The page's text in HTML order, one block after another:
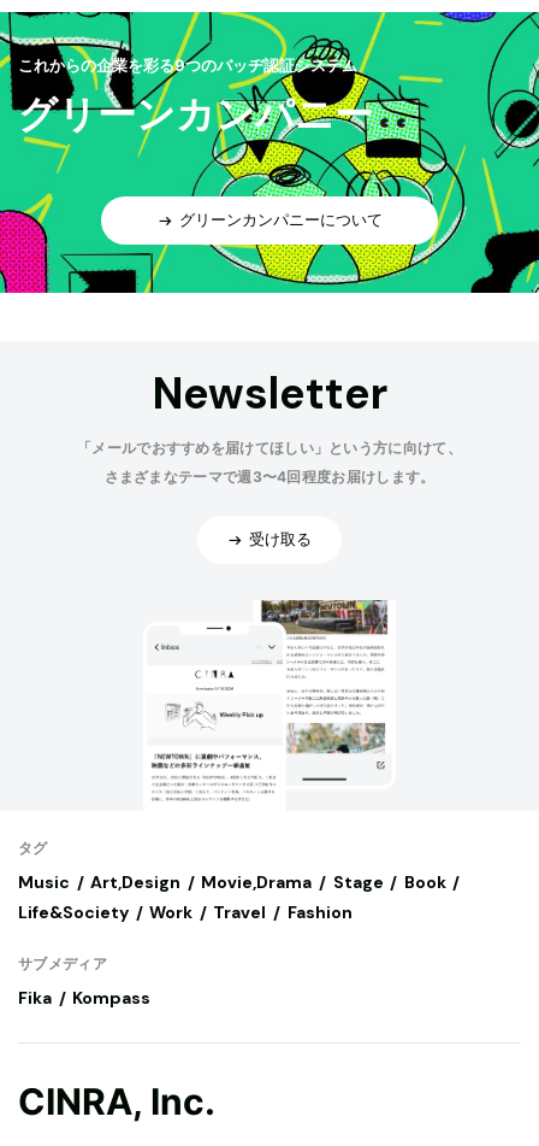
これからの企業を彩る9つのバッヂ認証システム
グリーンカンパニー
グリーンカンパニーについて
Newsletter
「メールでおすすめを届けてほしい」という方に向けて、
さまざまなテーマで週3〜4回程度お届けします。
受け取る
タグ
Music Art,Design Movie,Drama Stage
Book
Life&Society
Work Travel Fashion
サブメディア
Fika Kompass
CINRA, Inc.